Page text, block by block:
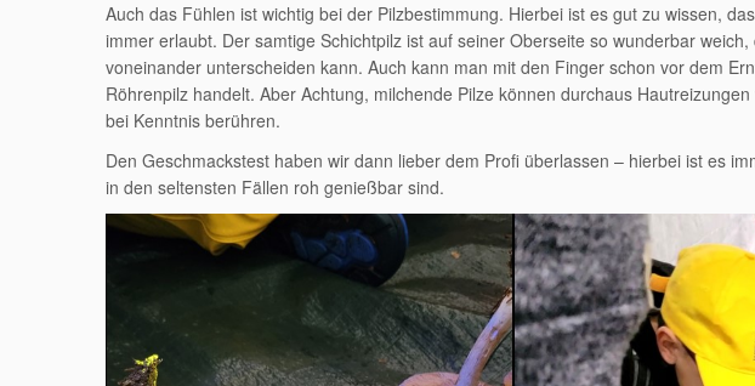
Auch das Fühlen ist wichtig bei der Pilzbestimmung. Hierbei ist es gut zu wissen,
immer erlaubt. Der samtige Schichtpilz ist auf seiner Oberseite so wunderbar
voneinander unterscheiden kann. Auch kann man mit den Finger schon vor dem
Röhrenpilz handelt. Aber Achtung, milchende Pilze können durchaus
bei Kenntnis berühren.
Den Geschmackstest haben wir dann lieber dem Profi überlassen – hierbei ist es
in den seltensten Fällen roh genießbar sind.